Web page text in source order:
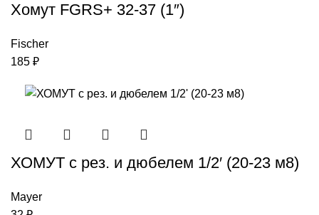
Хомут FGRS+ 32-37 (1″)
Fischer
185 ₽
ХОМУТ с рез. и дюбелем 1/2′ (20-23 м8)
Mayer